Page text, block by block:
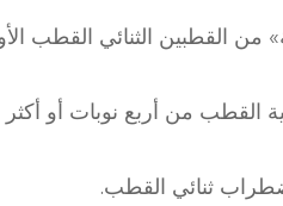
القطبين الثنائي القطب
القطب من أربع نوبات أو